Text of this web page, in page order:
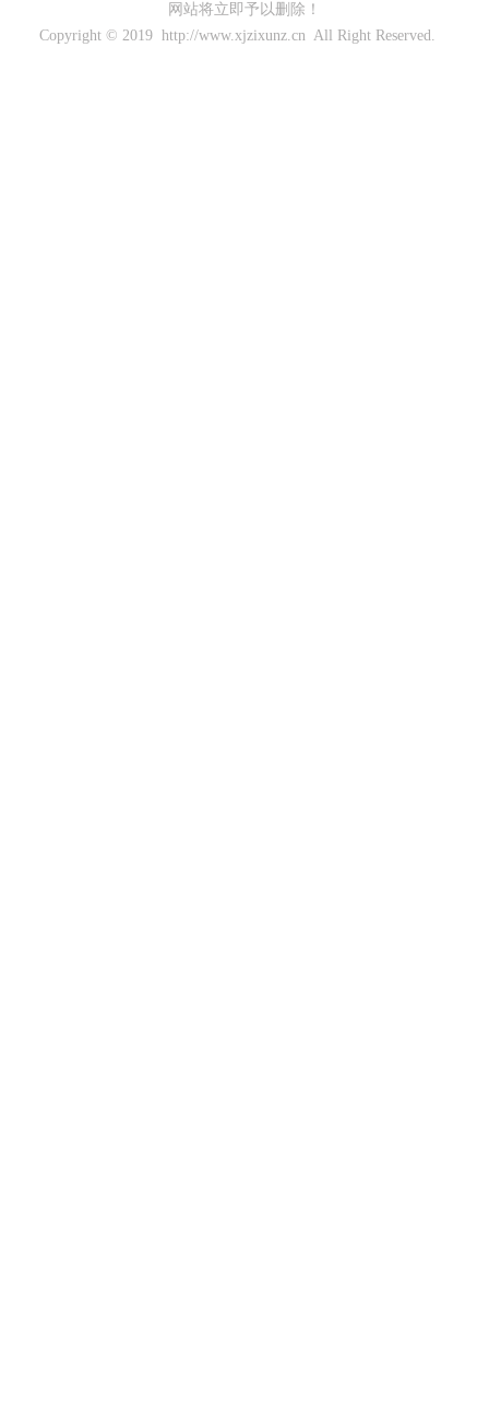
网站将立即予以删除！
Copyright © 2019 http://www.xjzixunz.cn All Right Reserved.